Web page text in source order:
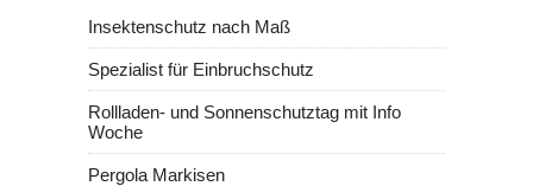
Insektenschutz nach Maß
Spezialist für Einbruchschutz
Rollladen- und Sonnenschutztag mit Info
Woche
Pergola Markisen